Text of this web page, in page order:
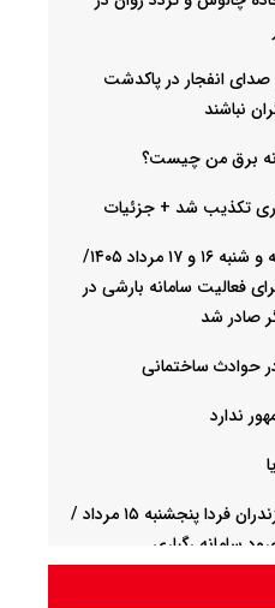
انفجار در پاکدشت
نباشند
برق من چیست؟
تکذیب شد + جزئیات
وضعیت هوای جمعه و شنبه ۱۶ و ۱۷ مرداد ۱۴۰۵/
فعالیت سامانه بارشی در
حوادث ساختمانی
ندارد
پیش بینی هوای مازندران فردا پنجشنبه ۱۵ مرداد /
سامانه رگباری
پی انفجار در یک جایگاه